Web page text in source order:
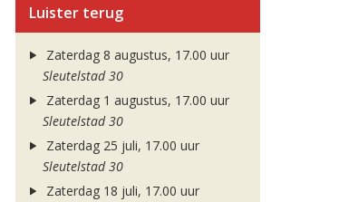
Luister terug
Zaterdag 8 augustus, 17.00 uur
Sleutelstad 30
Zaterdag 1 augustus, 17.00 uur
Sleutelstad 30
Zaterdag 25 juli, 17.00 uur
Sleutelstad 30
Zaterdag 18 juli, 17.00 uur